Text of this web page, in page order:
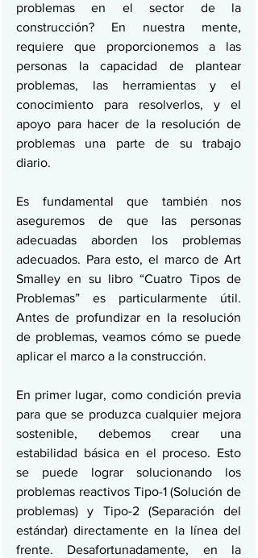
problemas en el sector de la
construcción? En nuestra mente,
requiere que proporcionemos a las
personas la capacidad de plantear
problemas, las herramientas y el
conocimiento para resolverlos, y el
apoyo para hacer de la resolución de
problemas una parte de su trabajo
diario.
Es fundamental que también nos
aseguremos de que las personas
adecuadas aborden los problemas
adecuados. Para esto, el marco de Art
Smalley en su libro “Cuatro Tipos de
Problemas” es particularmente útil.
Antes de profundizar en la resolución
de problemas, veamos cómo se puede
aplicar el marco a la construcción.
En primer lugar, como condición previa
para que se produzca cualquier mejora
sostenible, debemos crear una
estabilidad básica en el proceso. Esto
se puede lograr solucionando los
problemas reactivos Tipo-1 (Solución de
problemas) y Tipo-2 (Separación del
estándar) directamente en la línea del
frente. Desafortunadamente, en la